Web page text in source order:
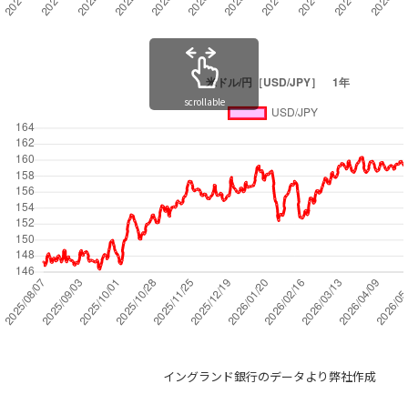
scrollable
イングランド銀行のデータより弊社作成